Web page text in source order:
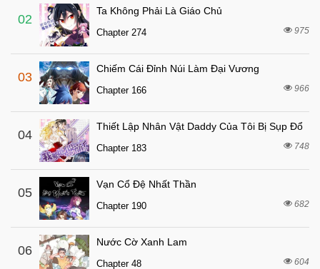
Chapter 224 1 tháng trước
Chapter 223.5
Chapter 223
Chapter 222
Chapter 221 1 tháng trước
Chapter 220 1 tháng trước
Chapter 219
Chapter 218 1 tháng trước
Chapter 217
Chapter 216 1 tháng trước
Chapter 215
02
Ta Không Phải Là Giáo Chủ
Chapter 274 975
03
Chiếm Cái Đỉnh Núi Làm Đại Vương
Chapter 166 966
04
Thiết Lập Nhân Vật Daddy Của Tôi Bị Sụp Đổ
Chapter 183 748
05
Vạn Cổ Đệ Nhất Thần
Chapter 190 682
06
Nước Cờ Xanh Lam
Chapter 48 604